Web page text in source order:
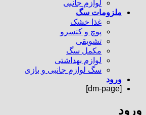
لوازم جانبی
ملزومات سگ
غذا خشک
پوچ و کنسرو
تشویقی
مکمل سگ
لوازم بهداشتی
سگ لوازم جانبی و بازی
ورود
[dm-page]
ورود